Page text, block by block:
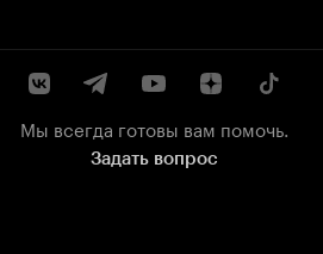
Мы всегда готовы вам помочь.
Задать вопрос